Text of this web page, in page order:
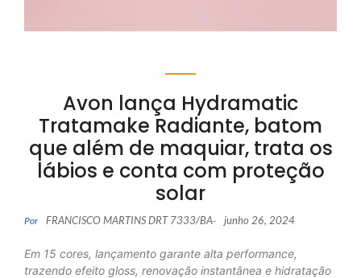
Avon lança Hydramatic
Tratamake Radiante, batom
que além de maquiar, trata os
lábios e conta com proteção
solar
Por FRANCISCO MARTINS DRT 7333/BA- junho 26, 2024
Em 15 cores, lançamento garante alta performance,
trazendo efeito gloss, renovação instantânea e hidratação